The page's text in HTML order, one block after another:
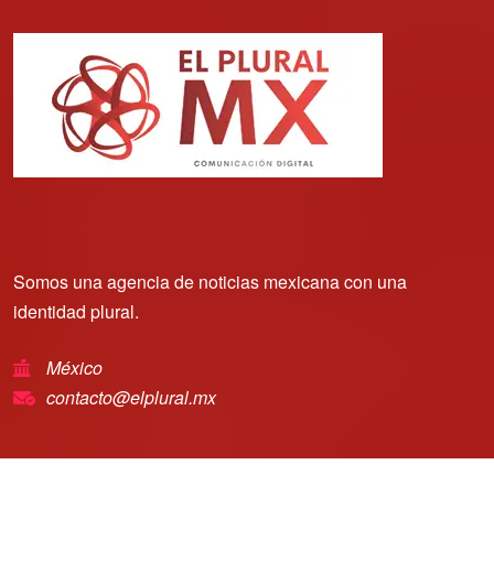
Somos una agencia de noticias mexicana con una
identidad plural.
México
contacto@elplural.mx